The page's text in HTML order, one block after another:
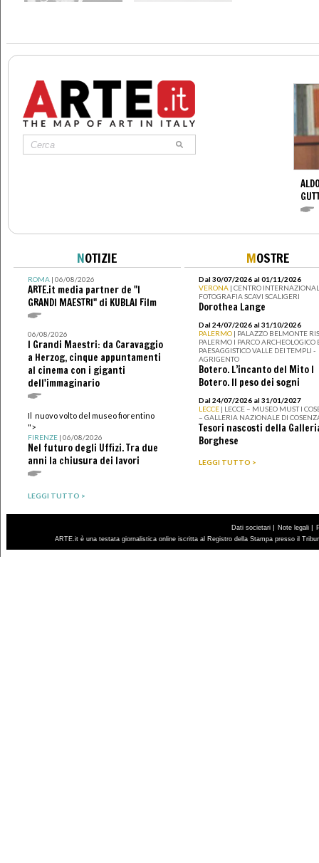
NOTIZIE
ROMA| 06/08/2026
ARTE.it media partner de "I
GRANDI MAESTRI" di KUBLAI Film
06/08/2026
I Grandi Maestri: da Caravaggio
a Herzog, cinque appuntamenti
al cinema con i giganti
dell'immaginario
Il nuovo volto del museo fiorentino
">
FIRENZE| 06/08/2026
Nel futuro degli Uffizi. Tra due
anni la chiusura dei lavori
LEGGI TUTTO >
MOSTRE
Dal 30/07/2026 al 01/11/2026
VERONA | CENTRO
FOTOGRAFIA SCAVI SCALIGERI
Dorothea Lange
Dal 24/07/2026 al 31/10/2026
PALERMO | PALAZZO BELMONTE
PALERMO I PARCO ARCHEOLOGICO
PAESAGGISTICO VALLE DEI TEMPLI -
AGRIGENTO
Botero. L’incanto del Mito I
Botero. Il peso dei sogni
Dal 24/07/2026 al 31/01/2027
LECCE | LECCE – MUSEO MUST I
– GALLERIA NAZIONALE DI
Tesori nascosti della
Borghese
LEGGI TUTTO >
Dati societari | Note legali |
ARTE.it è una testata giornalistica online iscritta al Registro della Stampa presso il